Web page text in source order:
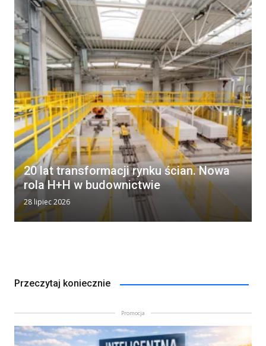
20 lat transformacji rynku ścian. Nowa
rola H+H w budownictwie
28 lipiec 2026
Przeczytaj koniecznie
Promocja